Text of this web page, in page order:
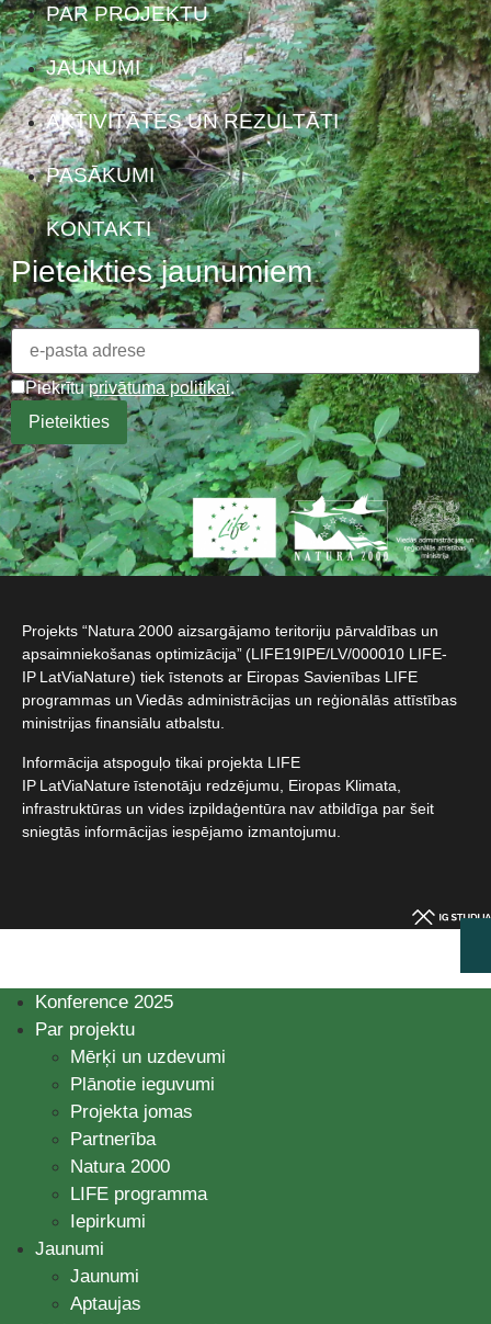
PAR PROJEKTU
JAUNUMI
AKTIVITĀTES UN REZULTĀTI
PASĀKUMI
KONTAKTI
Pieteikties jaunumiem
Piekrītuprivātuma politikai.
Projekts “Natura 2000 aizsargājamo teritoriju pārvaldības un
apsaimniekošanas optimizācija” (LIFE19IPE/LV/000010 LIFE-
IP LatViaNature) tiek īstenots ar Eiropas Savienības LIFE
programmas un Viedās administrācijas un reģionālās attīstības
ministrijas finansiālu atbalstu.​
Informācija atspoguļo tikai projekta LIFE
IP LatViaNature īstenotāju redzējumu, Eiropas Klimata,
infrastruktūras un vides izpildaģentūra nav atbildīga par šeit
sniegtās informācijas iespējamo izmantojumu.​
Konference 2025
Par projektu
Mērķi un uzdevumi
Plānotie ieguvumi
Projekta jomas
Partnerība
Natura 2000
LIFE programma
Iepirkumi
Jaunumi
Jaunumi
Aptaujas